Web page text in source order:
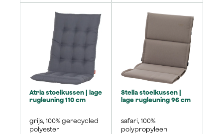
Atria stoelkussen | lage
rugleuning 110 cm
grijs, 100% gerecycled
polyester
Stella stoelkussen |
lage rugleuning 96 cm
safari, 100%
polypropyleen